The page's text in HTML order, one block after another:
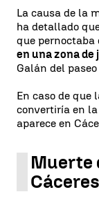
La causa de la
ha detallado
que pernoctaba
en una zona de
Galán del
En caso de que
convertiría en la
aparece en
Muerte
Cáceres